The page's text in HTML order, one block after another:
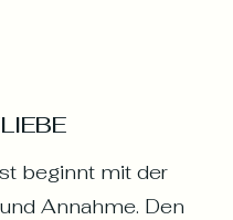
beginnt mit der
Annahme. Den